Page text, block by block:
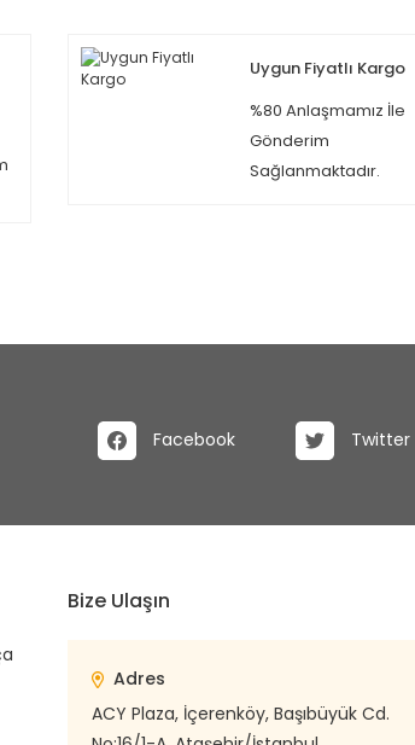
Uygun Fiyatlı Kargo
%80 Anlaşmamız İle
Gönderim
Sağlanmaktadır.
Facebook Twitter
Bize Ulaşın
Adres
ACY Plaza, İçerenköy, Başıbüyük Cd.